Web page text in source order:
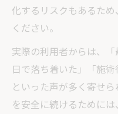
化するリスクもあるた
ください。
実際の利用者からは、
日で落ち着いた」「施術
といった声が多く寄せ
を安全に続けるために